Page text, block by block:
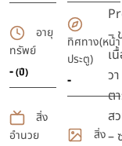
อายุ
ทรัพย์
-(ปี)
ทิศทาง(หน้า
ประตู)
-
สิ่ง
อำนวย
สิ่ง
–
เ
ว
ต
ส
–